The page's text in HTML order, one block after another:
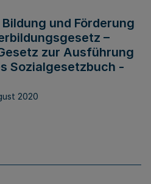
und Förderung
–
zur Ausführung
Sozialgesetzbuch -
2020